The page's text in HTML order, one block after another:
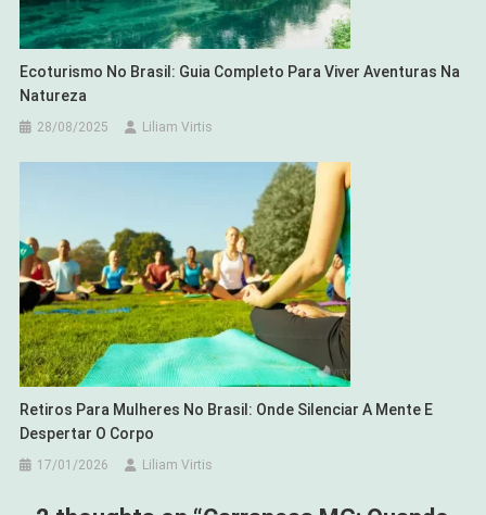
Ecoturismo No Brasil: Guia Completo Para Viver Aventuras Na
Natureza
28/08/2025 Liliam Virtis
Retiros Para Mulheres No Brasil: Onde Silenciar A Mente E
Despertar O Corpo
17/01/2026 Liliam Virtis